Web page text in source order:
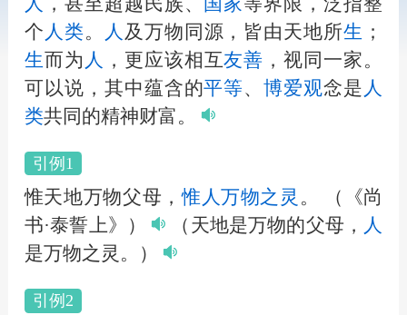
个 人 类。 人 及万物同源，皆由天地所生 ；
生 而为 人 ，更应该相互友善 ，视同一家。
可以说，其中蕴含的平等、博爱观念是 人
类共同的精神财富。
引例1
惟天地万物父母，惟 人万物之灵 。
（《尚
书·泰誓上》）
（天地是万物的父母， 人
是万物之灵。）
引例2